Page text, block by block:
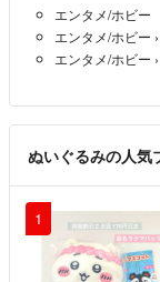
エンタメ/ホビー
エンタメ/ホビー ›
エンタメ/ホビー ›
ぬいぐるみの人気
1